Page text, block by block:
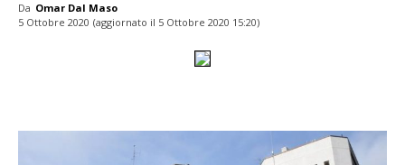
Da Omar Dal Maso
5 Ottobre 2020 (aggiornato il 5 Ottobre 2020 15:20)